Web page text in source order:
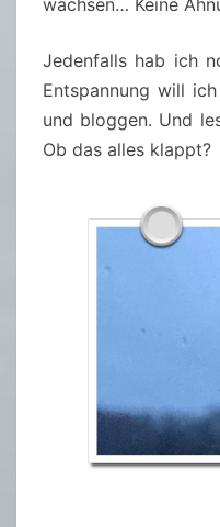
wachsen… Keine
Jedenfalls hab ich
Entspannung will
und bloggen. Und
Ob das alles klappt?